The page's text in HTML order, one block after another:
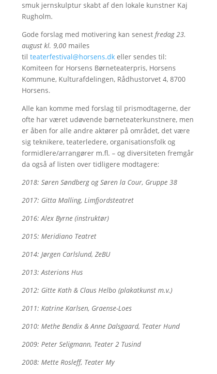
smuk jernskulptur skabt af den lokale kunstner Kaj
Rugholm.
Gode forslag med motivering kan senest fredag 23.
august kl. 9,00mailes
til teaterfestival@horsens.dkeller sendes til:
Komiteen for Horsens Børneteaterpris, Horsens
Kommune, Kulturafdelingen, Rådhustorvet 4, 8700
Horsens.
Alle kan komme med forslag til prismodtagerne, der
ofte har været udøvende børneteaterkunstnere, men
er åben for alle andre aktører på området, det være
sig teknikere, teaterledere, organisationsfolk og
formidlere/arrangører m.fl. – og diversiteten fremgår
da også af listen over tidligere modtagere:
2018: Søren Søndberg og Søren la Cour, Gruppe 38
2017: Gitta Malling, Limfjordsteatret
2016: Alex Byrne (instruktør)
2015: Meridiano Teatret
2014: Jørgen Carlslund, ZeBU
2013: Asterions Hus
2012: Gitte Kath & Claus Helbo (plakatkunst m.v.)
2011: Katrine Karlsen, Graense-Loes
2010: Methe Bendix & Anne Dalsgaard, Teater Hund
2009: Peter Seligmann, Teater 2 Tusind
2008: Mette Rosleff, Teater My